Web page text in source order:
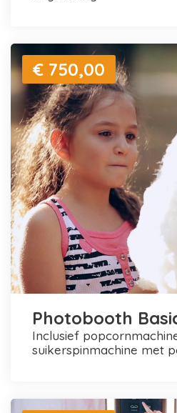
€ 750,00
Photobooth
inclusief popcornmachine en
suikerspinmachine met